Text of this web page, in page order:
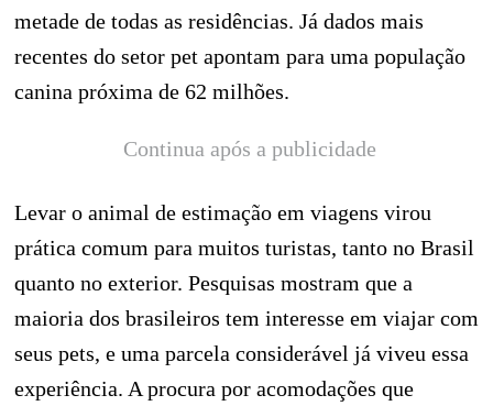
metade de todas as residências. Já dados mais
recentes do setor pet apontam para uma população
canina próxima de 62 milhões.
Continua após a publicidade
Levar o animal de estimação em viagens virou
prática comum para muitos turistas, tanto no Brasil
quanto no exterior. Pesquisas mostram que a
maioria dos brasileiros tem interesse em viajar com
seus pets, e uma parcela considerável já viveu essa
experiência. A procura por acomodações que